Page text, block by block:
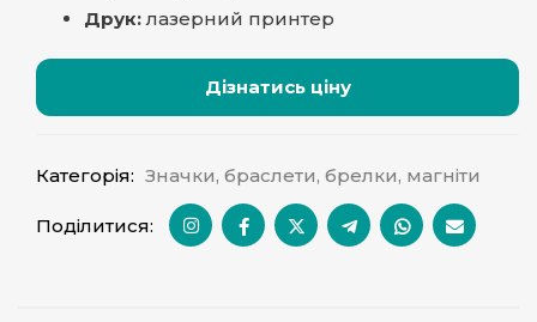
Друк:лазерний принтер
Дізнатись ціну
Категорія: Значки, браслети, брелки, магніти
Поділитися: